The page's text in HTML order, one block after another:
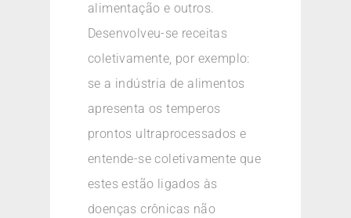
alimentação e outros.
Desenvolveu-se receitas
coletivamente, por exemplo:
se a indústria de alimentos
apresenta os temperos
prontos ultraprocessados e
entende-se coletivamente que
estes estão ligados às
doenças crônicas não